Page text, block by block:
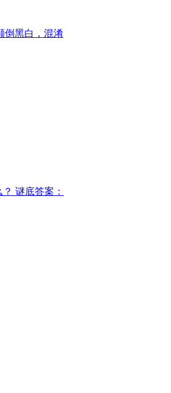
倒黑白，混淆
谜底答案：